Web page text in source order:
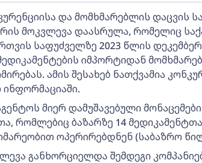
და მომხმარებლის დაცვის
მოკვლევა დაასრულა, რომელიც
საფუძველზე 2023 წლის
იმპორტიდან
ამის შესახებ ნათქვამია
მიერ დამუშავებული
რომლებიც ბაზარზე 14
ოპერირებდნენ (საბაზრო
განხორციელდა შემდეგი